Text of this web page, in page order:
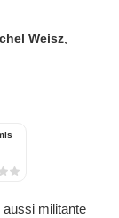
Weisz
militante